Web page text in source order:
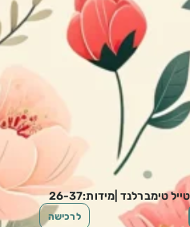
טימברלנד |מידות:26-37
לרכישה